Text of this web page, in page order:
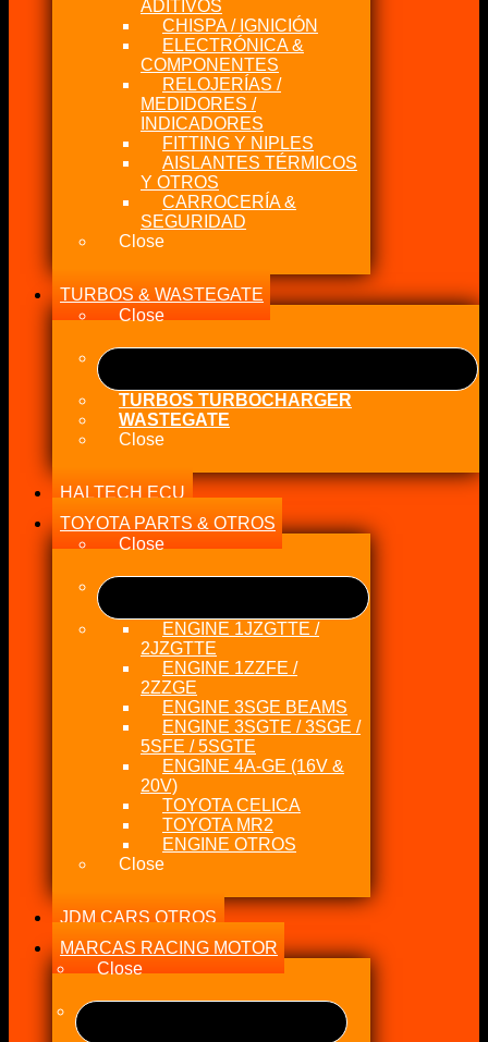
ADITIVOS
CHISPA / IGNICIÓN
ELECTRÓNICA &
COMPONENTES
RELOJERÍAS /
MEDIDORES /
INDICADORES
FITTING Y NIPLES
AISLANTES TÉRMICOS
Y OTROS
CARROCERÍA &
SEGURIDAD
Close
TURBOS & WASTEGATE
Close
TURBOS TURBOCHARGER
WASTEGATE
Close
HALTECH ECU
TOYOTA PARTS & OTROS
Close
ENGINE 1JZGTTE /
2JZGTTE
ENGINE 1ZZFE /
2ZZGE
ENGINE 3SGE BEAMS
ENGINE 3SGTE / 3SGE /
5SFE / 5SGTE
ENGINE 4A-GE (16V &
20V)
TOYOTA CELICA
TOYOTA MR2
ENGINE OTROS
Close
JDM CARS OTROS
MARCAS RACING MOTOR
Close